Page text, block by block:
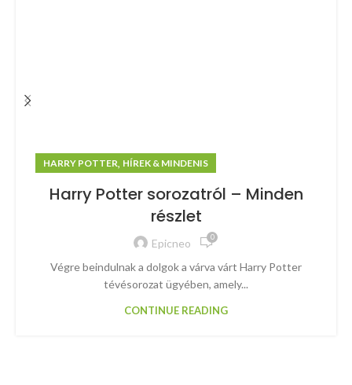
HARRY POTTER, HÍREK & MINDENIS
Harry Potter sorozatról – Minden
részlet
Epicneo 0
Végre beindulnak a dolgok a várva várt Harry Potter
tévésorozat ügyében, amely...
CONTINUE READING